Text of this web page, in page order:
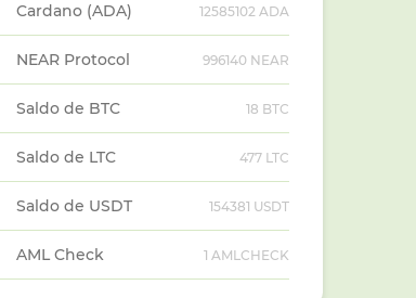
Cardano (ADA) 12585102 ADA
NEAR Protocol 996140 NEAR
Saldo de BTC 18 BTC
Saldo de LTC 477 LTC
Saldo de USDT 154381 USDT
AML Check 1 AMLCHECK